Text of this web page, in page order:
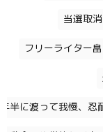
当選取
フリーライター
半に渡って我慢、